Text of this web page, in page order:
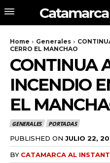
Home Generales
CERRO EL MANCHAO
CONTINUA
INCENDIO
EL
GENERALES PORTADAS
PUBLISHED ON JULIO 22,
BY CATAMARCA AL